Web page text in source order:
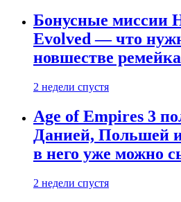
Бонусные миссии
Evolved — что
новшестве
2 недели спустя
Age of Empires 3
Данией, Польшей
в него уже можно
2 недели спустя